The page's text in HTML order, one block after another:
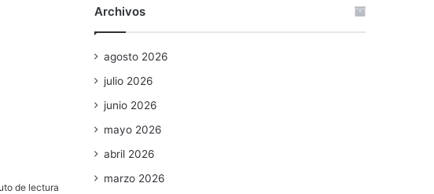
de lectura
Archivos
agosto 2026
julio 2026
junio 2026
mayo 2026
abril 2026
marzo 2026